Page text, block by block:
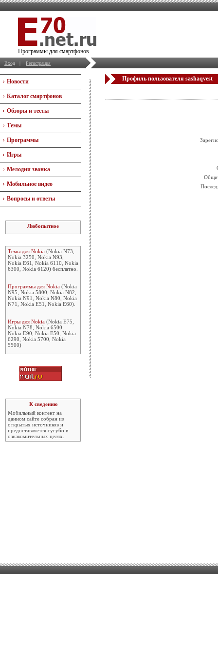
Программы для смартфонов
Вход | Регистрация
Новости
Каталог смартфонов
Обзоры и тесты
Темы
Программы
Игры
Мелодии звонка
Мобильное видео
Вопросы и ответы
Любопытное
Темы для Nokia (Nokia N73,
Nokia 3250, Nokia N93,
Nokia E61, Nokia 6110, Nokia
6300, Nokia 6120) бесплатно.
Программы для Nokia (Nokia
N95, Nokia 5800, Nokia N82,
Nokia N91, Nokia N80, Nokia
N71, Nokia E51, Nokia E60).
Игры для Nokia (Nokia E75,
Nokia N78, Nokia 6500,
Nokia E90, Nokia E50, Nokia
6290, Nokia 5700, Nokia
5500)
К сведению
Мобильный контент на
данном сайте собран из
открытых источников и
предоставляется сугубо в
ознакомительных целях.
Профиль пользователя sashaqvest